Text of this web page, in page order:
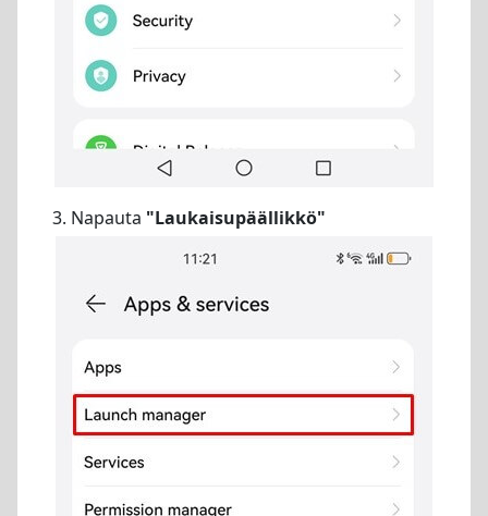
3. Napauta "Laukaisupäällikkö"